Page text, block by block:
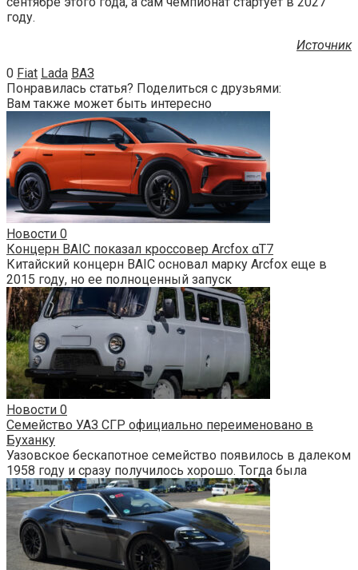
году.
Источник
0 Fiat Lada ВАЗ
Понравилась статья? Поделиться с друзьями:
Вам также может быть интересно
Новости 0
Концерн BAIC показал кроссовер Arcfox αT7
Китайский концерн BAIC основал марку Arcfox еще в
2015 году, но ее полноценный запуск
Новости 0
Семейство УАЗ СГР официально переименовано в
Буханку
Уазовское бескапотное семейство появилось в далеком
1958 году и сразу получилось хорошо. Тогда была